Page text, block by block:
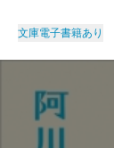
文庫電子書籍あり